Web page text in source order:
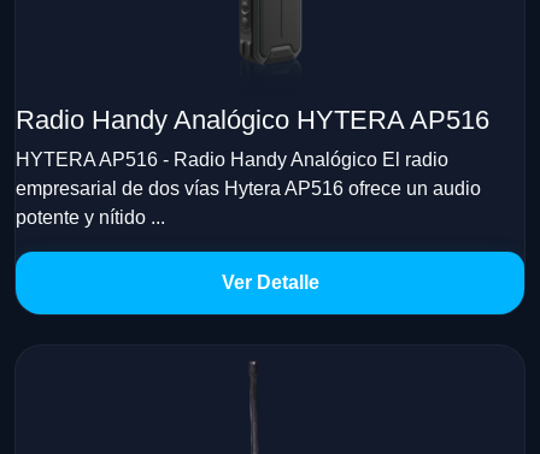
Radio Handy Analógico HYTERA AP516
HYTERA AP516 - Radio Handy Analógico El radio
empresarial de dos vías Hytera AP516 ofrece un audio
potente y nítido ...
Ver Detalle